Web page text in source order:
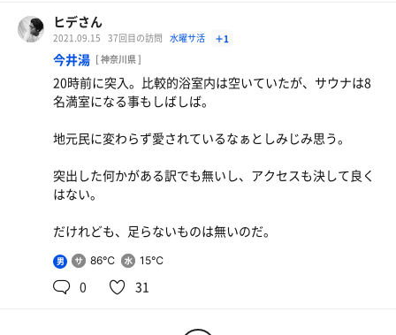
ヒデさん
2021.09.15 37回目の訪問 水曜サ活 ＋1
今井湯 [ 神奈川県 ]
20時前に突入。比較的浴室内は空いていたが、サウナは8
名満室になる事もしばしば。
地元民に変わらず愛されているなぁとしみじみ思う。
突出した何かがある訳でも無いし、アクセスも決して良く
はない。
だけれども、足らないものは無いのだ。
男 86℃ 15℃
0 31